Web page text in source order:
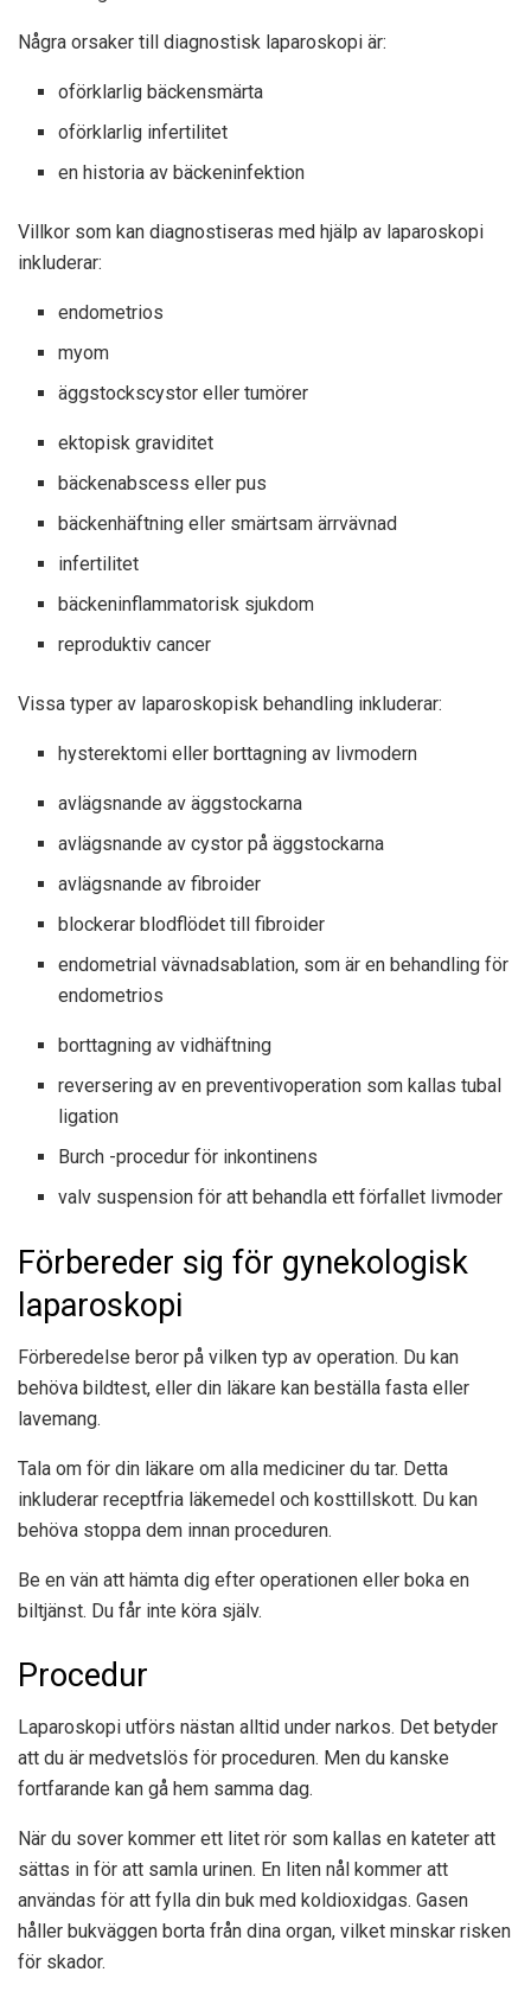
Några orsaker till diagnostisk laparoskopi är:
oförklarlig bäckensmärta
oförklarlig infertilitet
en historia av bäckeninfektion
Villkor som kan diagnostiseras med hjälp av laparoskopi
inkluderar:
endometrios
myom
äggstockscystor eller tumörer
ektopisk graviditet
bäckenabscess eller pus
bäckenhäftning eller smärtsam ärrvävnad
infertilitet
bäckeninflammatorisk sjukdom
reproduktiv cancer
Vissa typer av laparoskopisk behandling inkluderar:
hysterektomi eller borttagning av livmodern
avlägsnande av äggstockarna
avlägsnande av cystor på äggstockarna
avlägsnande av fibroider
blockerar blodflödet till fibroider
endometrial vävnadsablation, som är en behandling för
endometrios
borttagning av vidhäftning
reversering av en preventivoperation som kallas tubal
ligation
Burch -procedur för inkontinens
valv suspension för att behandla ett förfallet livmoder
Förbereder sig för gynekologisk
laparoskopi
Förberedelse beror på vilken typ av operation. Du kan
behöva bildtest, eller din läkare kan beställa fasta eller
lavemang.
Tala om för din läkare om alla mediciner du tar. Detta
inkluderar receptfria läkemedel och kosttillskott. Du kan
behöva stoppa dem innan proceduren.
Be en vän att hämta dig efter operationen eller boka en
biltjänst. Du får inte köra själv.
Procedur
Laparoskopi utförs nästan alltid under narkos. Det betyder
att du är medvetslös för proceduren. Men du kanske
fortfarande kan gå hem samma dag.
När du sover kommer ett litet rör som kallas en kateter att
sättas in för att samla urinen. En liten nål kommer att
användas för att fylla din buk med koldioxidgas. Gasen
håller bukväggen borta från dina organ, vilket minskar risken
för skador.